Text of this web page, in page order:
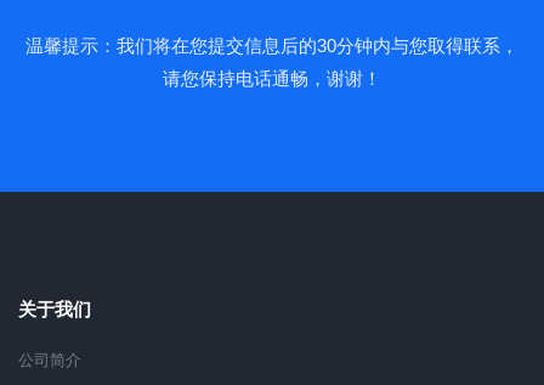
温馨提示：我们将在您提交信息后的30分钟内与您取得联系，
请您保持电话通畅，谢谢！
关于我们
公司简介